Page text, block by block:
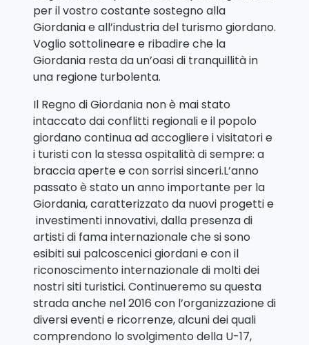
per il vostro costante sostegno alla
Giordania e all’industria del turismo giordano.
Voglio sottolineare e ribadire che la
Giordania resta da un’oasi di tranquillità in
una regione turbolenta.
Il Regno di Giordania non è mai stato
intaccato dai conflitti regionali e il popolo
giordano continua ad accogliere i visitatori e
i turisti con la stessa ospitalità di sempre: a
braccia aperte e con sorrisi sinceri.L’anno
passato è stato un anno importante per la
Giordania, caratterizzato da nuovi progetti e
investimenti innovativi, dalla presenza di
artisti di fama internazionale che si sono
esibiti sui palcoscenici giordani e con il
riconoscimento internazionale di molti dei
nostri siti turistici. Continueremo su questa
strada anche nel 2016 con l’organizzazione di
diversi eventi e ricorrenze, alcuni dei quali
comprendono lo svolgimento della U-17,